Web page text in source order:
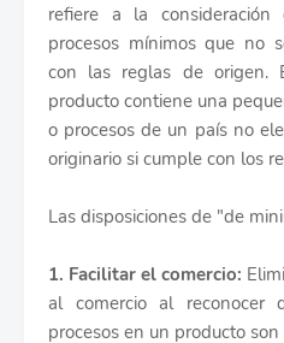
refiere a la
procesos mínimos que no
con las reglas de origen.
producto contiene una
o procesos de un país no
originario si cumple con los
Las disposiciones de "de
1. Facilitar el comercio:
al comercio al reconocer
procesos en un producto